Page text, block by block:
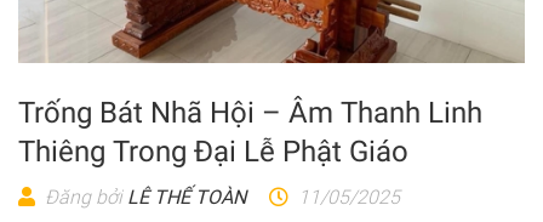
Trống Bát Nhã Hội – Âm Thanh Linh
Thiêng Trong Đại Lễ Phật Giáo
Đăng bởi LÊ THẾ TOÀN 11/05/2025